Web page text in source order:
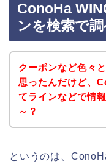
ConoHa
ンを検索で調
クーポンなど色々
思ったんだけど、
てラインなどで情
～？
というのは、